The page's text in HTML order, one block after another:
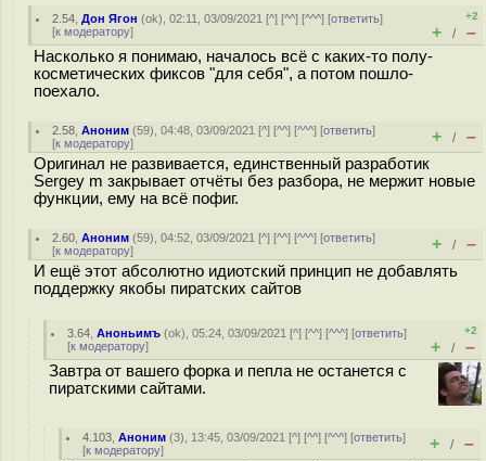
2.54 ,Дон Ягон (ok), 02:11, 03/09/2021 [^] [^^] [^^^] [ответить]
[к модератору]
+2
+ / –
Насколько я понимаю, началось всё с каких-то полу-
косметических фиксов "для себя", а потом пошло-
поехало.
2.58 ,Аноним (59), 04:48, 03/09/2021 [^] [^^] [^^^] [ответить]
[к модератору] + / –
Оригинал не развивается, единственный разработик
Sergey m закрывает отчёты без разбора, не мержит новые
функции, ему на всё пофиг.
2.60 ,Аноним (59), 04:52, 03/09/2021 [^] [^^] [^^^] [ответить]
[к модератору] + / –
И ещё этот абсолютно идиотский принцип не добавлять
поддержку якобы пиратских сайтов
3.64 ,Аноньимъ (ok), 05:24, 03/09/2021 [^] [^^] [^^^] [ответить]
[к модератору]
+2
+ / –
Завтра от вашего форка и пепла не останется с
пиратскими сайтами.
4.103 ,Аноним (3), 13:45, 03/09/2021 [^] [^^] [^^^] [ответить]
[к модератору] + / –